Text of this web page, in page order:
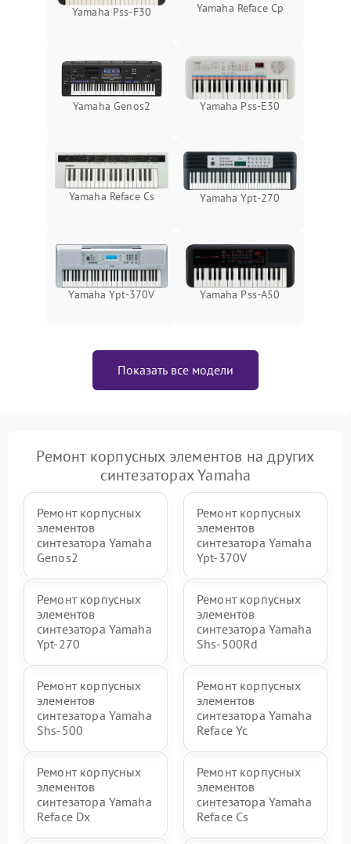
Yamaha Pss-F30 Yamaha Reface Cp
Yamaha Genos2 Yamaha Pss-E30
Yamaha Reface Cs Yamaha Ypt-270
Yamaha Ypt-370V Yamaha Pss-A50
Показать все модели
Ремонт корпусных элементов на других
синтезаторах Yamaha
Ремонт корпусных
элементов
синтезатора Yamaha
Genos2
Ремонт корпусных
элементов
синтезатора Yamaha
Ypt-370V
Ремонт корпусных
элементов
синтезатора Yamaha
Ypt-270
Ремонт корпусных
элементов
синтезатора Yamaha
Shs-500Rd
Ремонт корпусных
элементов
синтезатора Yamaha
Shs-500
Ремонт корпусных
элементов
синтезатора Yamaha
Reface Yc
Ремонт корпусных
элементов
синтезатора Yamaha
Reface Dx
Ремонт корпусных
элементов
синтезатора Yamaha
Reface Cs